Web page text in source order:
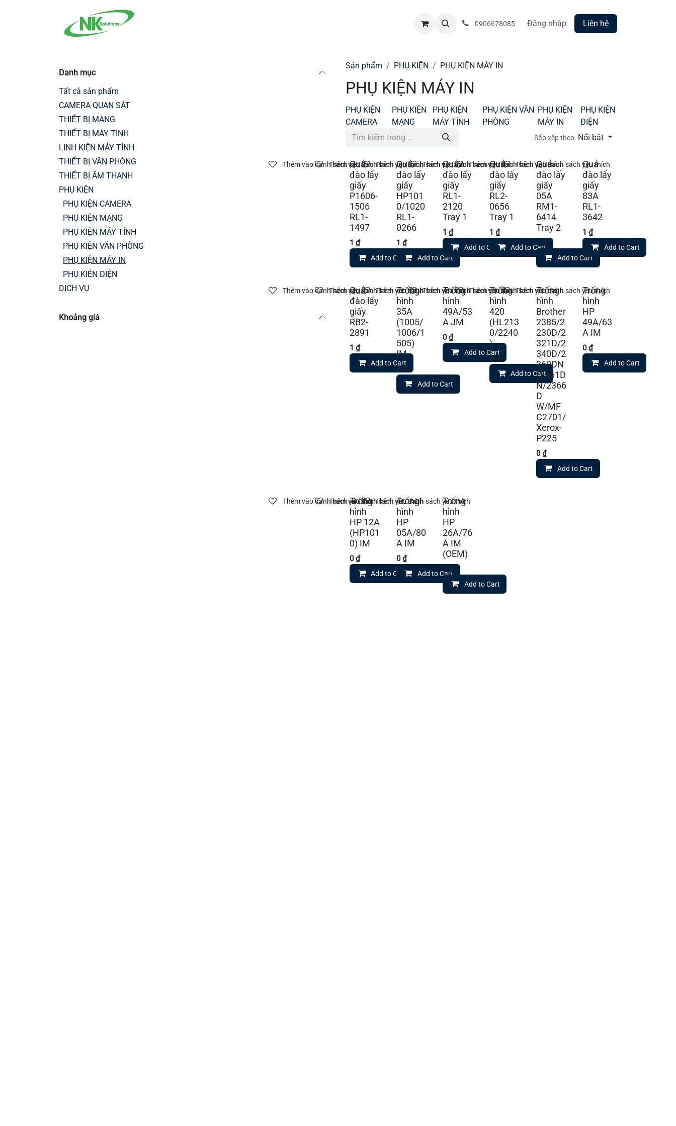
0906678085 Đăng nhập Liên hệ
Danh mục
Tất cả sản phẩm
CAMERA QUAN SÁT
THIẾT BỊ MẠNG
THIẾT BỊ MÁY TÍNH
LINH KIỆN MÁY TÍNH
THIẾT BỊ VĂN PHÒNG
THIẾT BỊ ÂM THANH
PHỤ KIỆN
PHỤ KIỆN CAMERA
PHỤ KIỆN MẠNG
PHỤ KIỆN MÁY TÍNH
PHỤ KIỆN VĂN PHÒNG
PHỤ KIỆN MÁY IN
PHỤ KIỆN ĐIỆN
DỊCH VỤ
Khoảng giá
Sản phẩm PHỤ KIỆN PHỤ KIỆN MÁY IN
PHỤ KIỆN MÁY IN
PHỤ KIỆN
CAMERA
PHỤ KIỆN
MẠNG
PHỤ KIỆN
MÁY TÍNH
PHỤ KIỆN VĂN
PHÒNG
PHỤ KIỆN
MÁY IN
PHỤ KIỆN
ĐIỆN
Sắp xếp theo: Nổi bật
Quả
đào lấy
giấy
P1606-
1506
RL1-
1497
1 ₫
Add to Cart
Thêm vào danh sách yêu thích
Quả
đào lấy
giấy
HP101
0/1020
RL1-
0266
1 ₫
Add to Cart
Thêm vào danh sách yêu thích
Quả
đào lấy
giấy
RL1-
2120
Tray 1
1 ₫
Add to Cart
Thêm vào danh sách yêu thích
Quả
đào lấy
giấy
RL2-
0656
Tray 1
1 ₫
Add to Cart
Thêm vào danh sách yêu thích
Quả
đào lấy
giấy
05A
RM1-
6414
Tray 2
1 ₫
Add to Cart
Thêm vào danh sách yêu thích
Quả
đào lấy
giấy
83A
RL1-
3642
1 ₫
Add to Cart
Thêm vào danh sách yêu thích
Quả
đào lấy
giấy
RB2-
2891
1 ₫
Add to Cart
Thêm vào danh sách yêu thích
Trống
hình
35A
(1005/
1006/1
505)
IM
0₫
Add to Cart
Thêm vào danh sách yêu thích
Trống
hình
49A/53
A JM
0₫
Add to Cart
Thêm vào danh sách yêu thích
Trống
hình
420
(HL213
0/2240
)
0₫
Add to Cart
Thêm vào danh sách yêu thích
Trống
hình
Brother
2385/2
230D/2
321D/2
340D/2
360DN
/2361D
N/2366
D
W/MF
C2701/
Xerox-
P225
0₫
Add to Cart
Thêm vào danh sách yêu thích
Trống
hình
HP
49A/63
A IM
0₫
Add to Cart
Thêm vào danh sách yêu thích
Trống
hình
HP 12A
(HP101
0) IM
0₫
Add to Cart
Thêm vào danh sách yêu thích
Trống
hình
HP
05A/80
A IM
0₫
Add to Cart
Thêm vào danh sách yêu thích
Trống
hình
HP
26A/76
A IM
(OEM)
0 ₫
Add to Cart
Thêm vào danh sách yêu thích